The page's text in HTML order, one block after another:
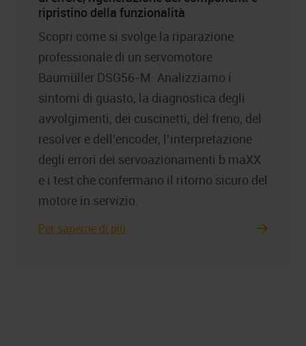
ripristino della funzionalità
Scopri come si svolge la riparazione
professionale di un servomotore
Baumüller DSG56-M. Analizziamo i
sintomi di guasto, la diagnostica degli
avvolgimenti, dei cuscinetti, del freno, del
resolver e dell’encoder, l’interpretazione
degli errori dei servoazionamenti b maXX
e i test che confermano il ritorno sicuro del
motore in servizio.
Per saperne di più